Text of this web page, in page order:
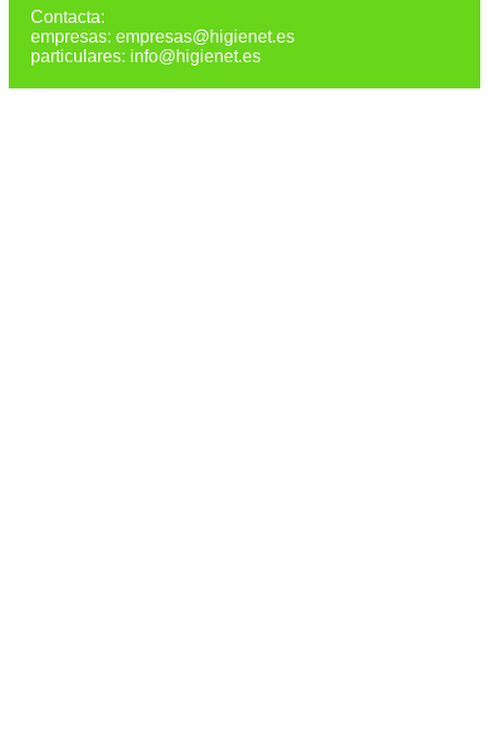
Contacta:
empresas: empresas@higienet.es
particulares: info@higienet.es